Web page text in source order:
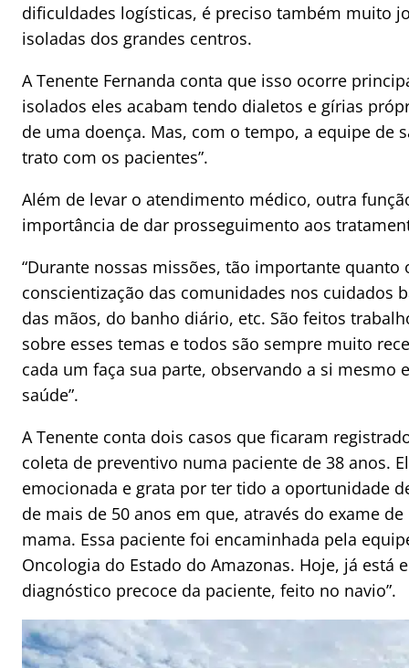
dificuldades logísticas, é preciso também muito
isoladas dos grandes centros.
A Tenente Fernanda conta que isso ocorre
isolados eles acabam tendo dialetos e gírias
de uma doença. Mas, com o tempo, a equipe de
trato com os pacientes”.
Além de levar o atendimento médico, outra
importância de dar prosseguimento aos
“Durante nossas missões, tão importante
conscientização das comunidades nos cuidados
das mãos, do banho diário, etc. São feitos
sobre esses temas e todos são sempre muito
cada um faça sua parte, observando a si
saúde”.
A Tenente conta dois casos que ficaram
coleta de preventivo numa paciente de 38 anos.
emocionada e grata por ter tido a oportunidade
de mais de 50 anos em que, através do exame
mama. Essa paciente foi encaminhada pela
Oncologia do Estado do Amazonas. Hoje, já
diagnóstico precoce da paciente, feito no navio”.